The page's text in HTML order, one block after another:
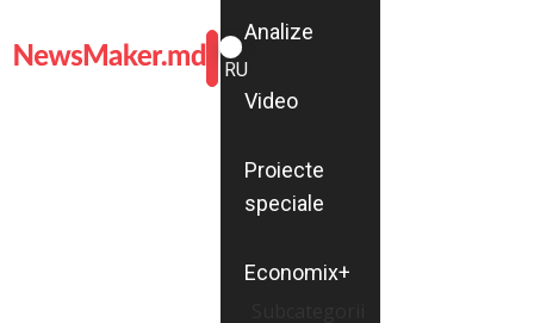
ROMÂNĂ
RU
Analize
Video
Proiecte
speciale
Economix+